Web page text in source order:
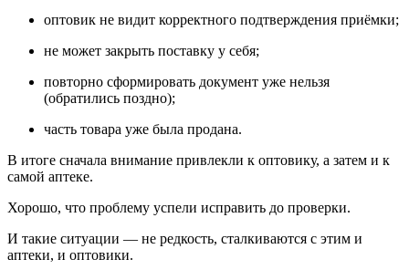
оптовик не видит корректного подтверждения приёмки;
не может закрыть поставку у себя;
повторно сформировать документ уже нельзя
(обратились поздно);
часть товара уже была продана.
В итоге сначала внимание привлекли к оптовику, а затем и к
самой аптеке.
Хорошо, что проблему успели исправить до проверки.
И такие ситуации — не редкость, сталкиваются с этим и
аптеки, и оптовики.